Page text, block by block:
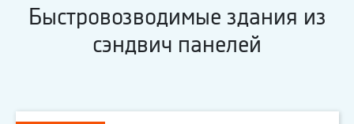
Быстровозводимые здания из
сэндвич панелей